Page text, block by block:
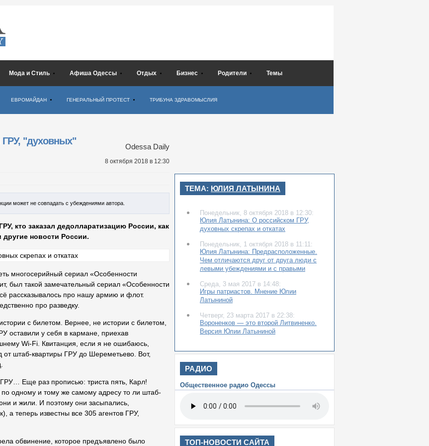
Мода и Стиль Афиша Одессы Отдых Бизнес Родители Темы
ЕВРОМАЙДАН ГЕНЕРАЛЬНЫЙ ПРОТЕСТ ТРИБУНА ЗДРАВОМЫСЛИЯ
"духовных"
Odessa Daily
8 октября 2018 в 12:30
может не совпадать с убеждениями автора.
кто заказал дедолларатизацию России, как
новости России.
многосерийный сериал «Особенности
был такой замечательный сериал «Особенности
рассказывалось про нашу армию и флот.
про разведку.
с билетом. Вернее, не истории с билетом,
оставили у себя в кармане, приехав
Wi-Fi. Квитанция, если я не ошибаюсь,
от штаб-квартиры ГРУ до Шереметьево. Вот,
Еще раз прописью: триста пять, Карл!
одному и тому же самому адресу то ли штаб-
и жили. И поэтому они засыпались,
а теперь известны все 305 агентов ГРУ,
обвинение, которое предъявлено было
ТЕМА: ЮЛИЯ ЛАТЫНИНА
Понедельник, 8 октября 2018 в 12:30:
Юлия Латынина: О российском ГРУ,
духовных скрепах и откатах
Понедельник, 1 октября 2018 в 11:11:
Юлия Латынина: Предрасположенные.
Чем отличаются друг от друга люди с
левыми убеждениями и с правыми
Среда, 3 мая 2017 в 14:48:
Игры патриастов. Мнение Юлии
Латыниной
Четверг, 23 марта 2017 в 22:38:
Вороненков — это второй Литвиненко.
Версия Юлии Латыниной
РАДИО
Общественное радио Одессы
ТОП-НОВОСТИ САЙТА